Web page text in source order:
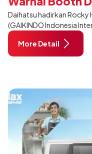
Daihatsu hadirkan Rocky
(GAIKINDO Indonesia
City, Tangerang.
dimodifikasi untuk
pengunjung mendukung
More Detail